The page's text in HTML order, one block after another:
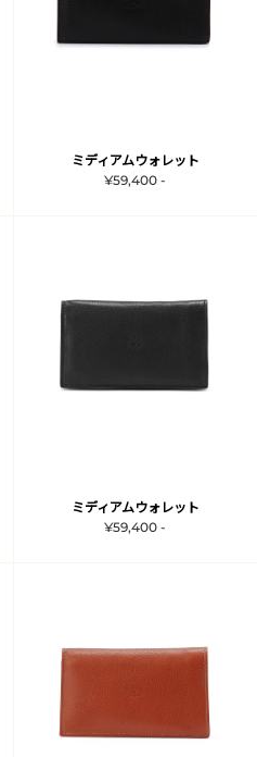
ミディアムウォレット
¥59,400 -
ミディアムウォレット
¥59,400 -